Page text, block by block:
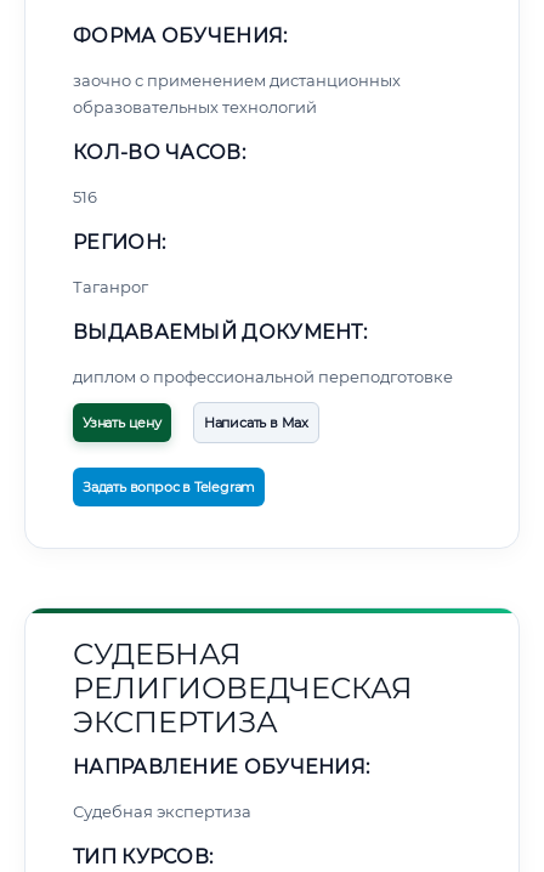
ФОРМА ОБУЧЕНИЯ:
заочно с применением дистанционных
образовательных технологий
КОЛ-ВО ЧАСОВ:
516
РЕГИОН:
Таганрог
ВЫДАВАЕМЫЙ ДОКУМЕНТ:
диплом о профессиональной переподготовке
Узнать цену Написать в Max
Задать вопрос в Telegram
СУДЕБНАЯ
РЕЛИГИОВЕДЧЕСКАЯ
ЭКСПЕРТИЗА
НАПРАВЛЕНИЕ ОБУЧЕНИЯ:
Судебная экспертиза
ТИП КУРСОВ: